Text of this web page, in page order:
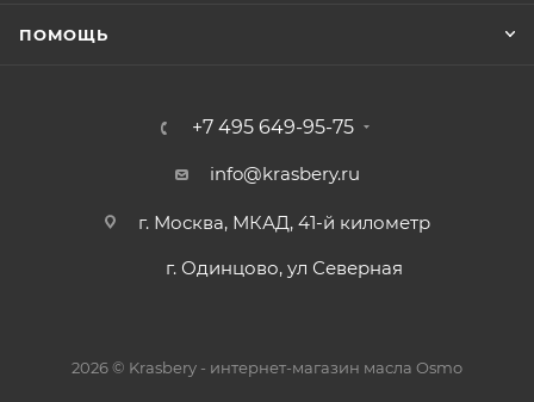
ПОМОЩЬ
+7 495 649-95-75
info@krasbery.ru
г. Москва, МКАД, 41-й километр
г. Одинцово, ул Северная
2026 © Krasbery - интернет-магазин масла Osmo